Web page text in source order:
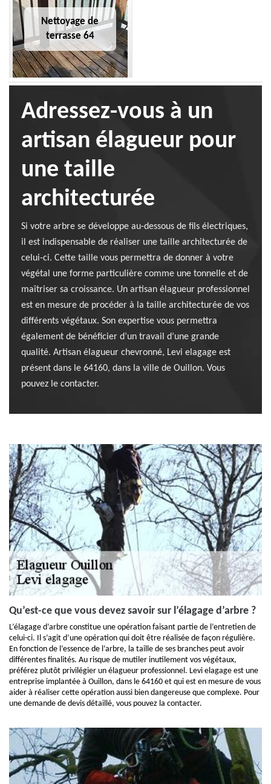
Nettoyage de
terrasse 64
Adressez-vous à un
artisan élagueur pour
une taille
architecturée
Si votre arbre se développe au-dessous de fils électriques,
il est indispensable de réaliser une taille architecturée de
celui-ci. Cette taille vous permettra de donner à votre
végétal une forme particulière comme une tonnelle et de
maîtriser sa croissance. Un artisan élagueur professionnel
est en mesure de procéder à la taille architecturée de vos
différents végétaux. Son expertise vous permettra
également de bénéficier d’un travail d’une grande
qualité. Artisan élagueur chevronné, Levi elagage est
présent dans le 64160, dans la ville de Ouillon. Vous
pouvez le contacter.
Qu’est-ce que vous devez savoir sur l’élagage d’arbre ?
L’élagage d’arbre constitue une opération faisant partie de l’entretien de
celui-ci. Il s’agit d’une opération qui doit être réalisée de façon régulière.
En fonction de l’essence de l’arbre, la taille de ses branches peut avoir
différentes finalités. Au risque de mutiler inutilement vos végétaux,
préférez plutôt privilégier un élagueur professionnel. Levi elagage est une
entreprise implantée à Ouillon, dans le 64160 et qui est en mesure de vous
aider à réaliser cette opération aussi bien dangereuse que complexe. Pour
une demande de devis détaillé, vous pouvez la contacter.